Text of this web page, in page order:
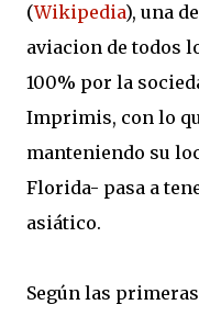
(Wikipedia), una
aviacion de todos
100% por la
Imprimis, con lo
manteniendo su
Florida- pasa a
asiático.
Según las